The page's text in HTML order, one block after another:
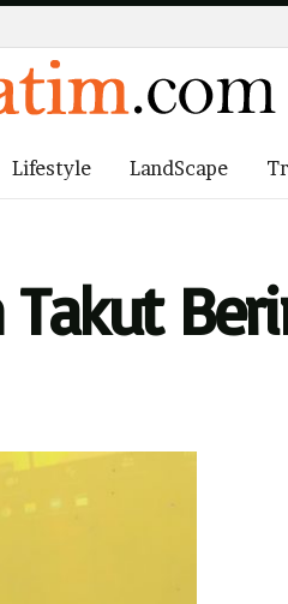
Lifestyle LandScape